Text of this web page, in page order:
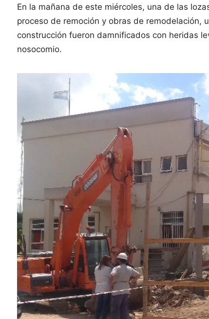
En la mañana de este miércoles, una de las
proceso de remoción y obras de remodelación,
construcción fueron damnificados con heridas
nosocomio.